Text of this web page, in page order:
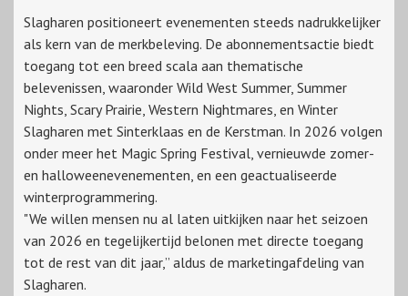
Slagharen positioneert evenementen steeds nadrukkelijker
als kern van de merkbeleving. De abonnementsactie biedt
toegang tot een breed scala aan thematische
belevenissen, waaronder Wild West Summer, Summer
Nights, Scary Prairie, Western Nightmares, en Winter
Slagharen met Sinterklaas en de Kerstman. In 2026 volgen
onder meer het Magic Spring Festival, vernieuwde zomer-
en halloweenevenementen, en een geactualiseerde
winterprogrammering.
"We willen mensen nu al laten uitkijken naar het seizoen
van 2026 en tegelijkertijd belonen met directe toegang
tot de rest van dit jaar,” aldus de marketingafdeling van
Slagharen.